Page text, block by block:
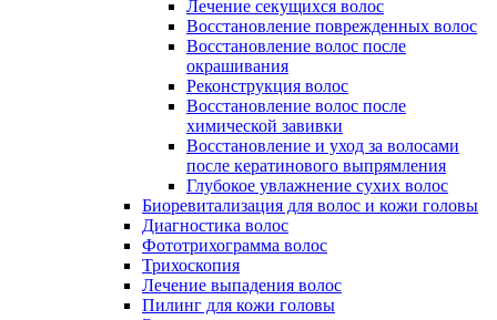
Лечение секущихся волос
Восстановление поврежденных волос
Восстановление волос после
окрашивания
Реконструкция волос
Восстановление волос после
химической завивки
Восстановление и уход за волосами
после кератинового выпрямления
Глубокое увлажнение сухих волос
Биоревитализация для волос и кожи головы
Диагностика волос
Фототрихограмма волос
Трихоскопия
Лечение выпадения волос
Пилинг для кожи головы